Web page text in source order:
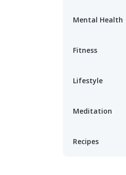
Mental Health
Fitness
Lifestyle
Meditation
Recipes